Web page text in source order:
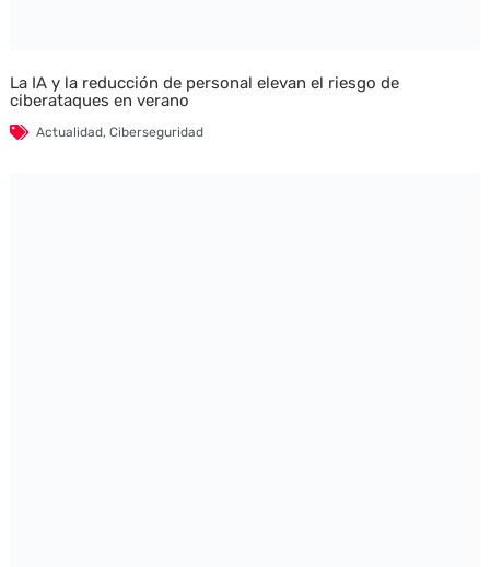
La IA y la reducción de personal elevan el riesgo de
ciberataques en verano
Actualidad, Ciberseguridad